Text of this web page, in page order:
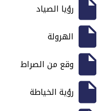
رؤيا الصياد
الهرولة
وقع من الصراط
رؤية الخياطة